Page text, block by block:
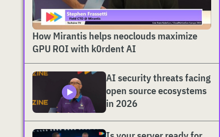
How Mirantis helps neoclouds maximize
GPU ROI with k0rdent AI
AI security threats facing
open source ecosystems
in 2026